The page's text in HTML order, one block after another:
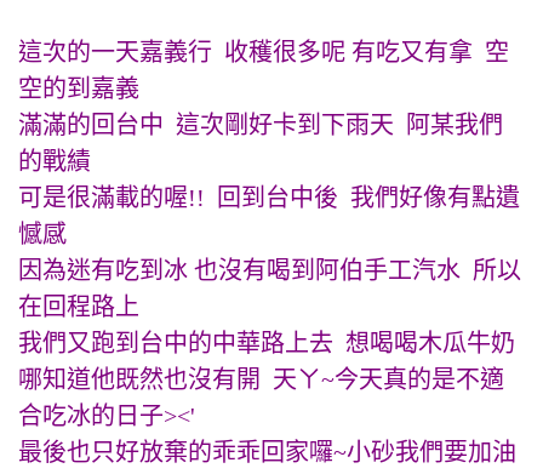
這次的一天嘉義行 收穫很多呢 有吃又有拿 空
空的到嘉義
滿滿的回台中 這次剛好卡到下雨天 阿某我們
的戰績
可是很滿載的喔!! 回到台中後 我們好像有點遺
憾感
因為迷有吃到冰 也沒有喝到阿伯手工汽水 所以
在回程路上
我們又跑到台中的中華路上去 想喝喝木瓜牛奶
哪知道他既然也沒有開 天ㄚ~今天真的是不適
合吃冰的日子><'
最後也只好放棄的乖乖回家囉~小砂我們要加油